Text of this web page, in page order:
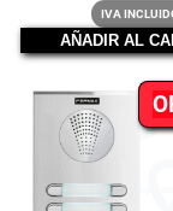
IVA
AÑADIR AL